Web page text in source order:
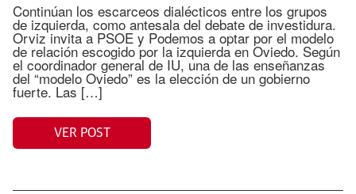
Continúan los escarceos dialécticos entre los grupos
de izquierda, como antesala del debate de investidura.
Orviz invita a PSOE y Podemos a optar por el modelo
de relación escogido por la izquierda en Oviedo. Según
el coordinador general de IU, una de las enseñanzas
del “modelo Oviedo” es la elección de un gobierno
fuerte. Las […]
VER POST